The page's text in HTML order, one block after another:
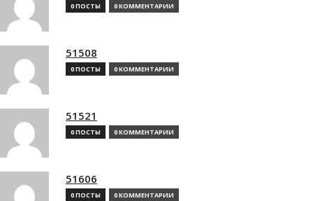
0 ПОСТЫ 0 КОММЕНТАРИИ
51508
0 ПОСТЫ 0 КОММЕНТАРИИ
51521
0 ПОСТЫ 0 КОММЕНТАРИИ
51606
0 ПОСТЫ 0 КОММЕНТАРИИ